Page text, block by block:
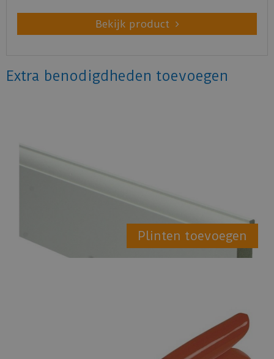
Bekijk product
Extra benodigdheden toevoegen
Plinten toevoegen